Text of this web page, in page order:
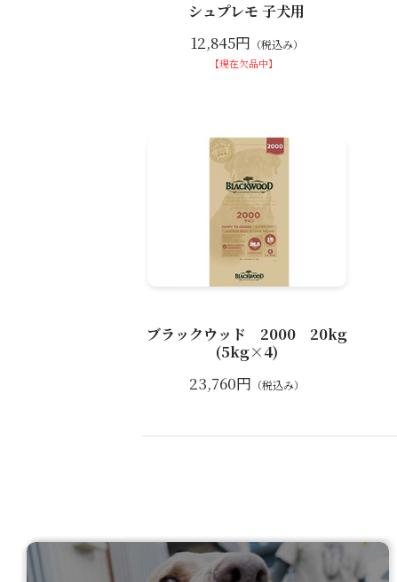
シュプレモ 子犬用
12,845円 （税込み）
【現在欠品中】
ブラックウッド 2000 20kg
(5kg×4)
23,760円 （税込み）